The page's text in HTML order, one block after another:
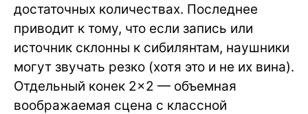
достаточных количествах. Последнее
приводит к тому, что если запись или
источник склонны к сибилянтам, наушники
могут звучать резко (хотя это и не их вина).
Отдельный конек 2×2 — объемная
воображаемая сцена с классной